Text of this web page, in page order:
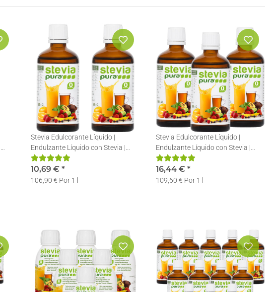
Stevia Edulcorante Líquido |
Endulzante Líquido con Stevia |
Stevia en gotas | 2x50ml
10,69 € *
106,90 € Por 1 l
Stevia Edulcorante Líquido |
Endulzante Líquido con Stevia |
Stevia en gotas | 3x50ml
16,44 € *
109,60 € Por 1 l